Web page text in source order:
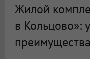
Жилой
в Кольцово»: